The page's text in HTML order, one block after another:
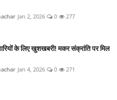
Jan 2, 2026 0 277
के लिए खुशखबरी! मकर संक्रांति पर मिल
Jan 4, 2026 0 271